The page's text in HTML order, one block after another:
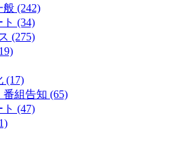
般 (242)
(34)
(275)
(17)
番組告知 (65)
(47)